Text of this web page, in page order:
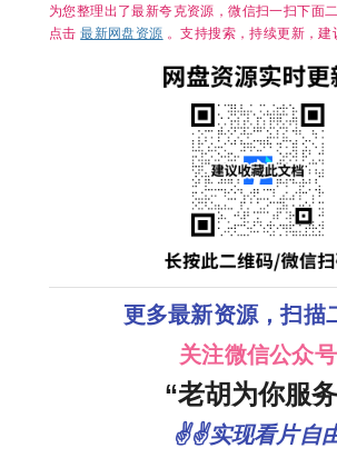
为您整理出了最新夸克资源，微信扫一扫下面
点击最新网盘资源 。支持搜索，持续更新，建
更多最新资源，扫描
关注微信公众号
“老胡为你服
✌✌实现看片自